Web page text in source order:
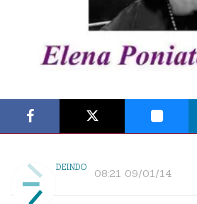
DEINDO 08:21 09/01/14